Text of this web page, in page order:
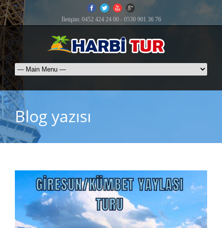
İletişim: 0452 424 24 00 - 0530 901 36 76
Blog yazısı